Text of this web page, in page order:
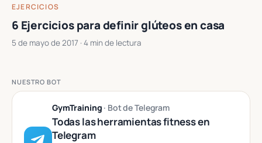
EJERCICIOS
6 Ejercicios para definir glúteos en casa
5 de mayo de 2017 · 4 min de lectura
NUESTRO BOT
GymTraining · Bot de Telegram
Todas las herramientas fitness en
Telegram